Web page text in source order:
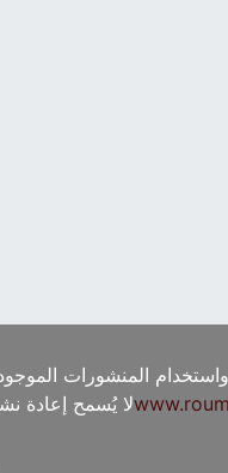
المنشورات
لا يُسمح إعادة